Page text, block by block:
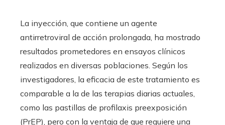
La inyección, que contiene un agente
antirretroviral de acción prolongada, ha mostrado
resultados prometedores en ensayos clínicos
realizados en diversas poblaciones. Según los
investigadores, la eficacia de este tratamiento es
comparable a la de las terapias diarias actuales,
como las pastillas de profilaxis preexposición
(PrEP), pero con la ventaja de que requiere una